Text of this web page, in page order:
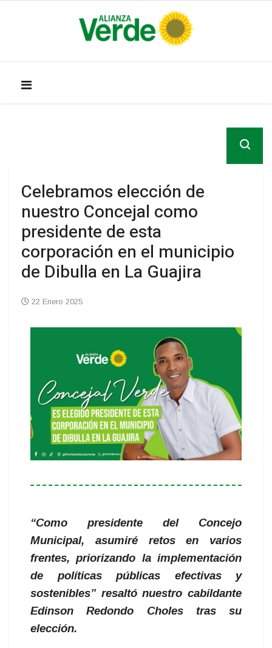
Celebramos elección de
nuestro Concejal como
presidente de esta
corporación en el municipio
de Dibulla en La Guajira
22 Enero 2025
“Como presidente del Concejo
Municipal, asumiré retos en varios
frentes, priorizando la implementación
de políticas públicas efectivas y
sostenibles” resaltó nuestro cabildante
Edinson Redondo Choles tras su
elección.